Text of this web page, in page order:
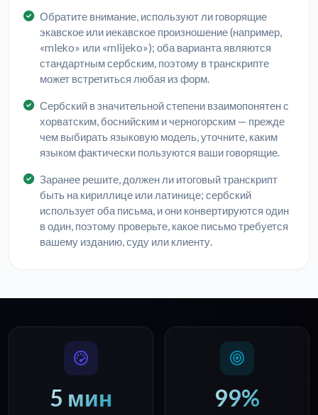
Обратите внимание, используют ли говорящие
экавское или иекавское произношение (например,
«mleko» или «mlijeko»); оба варианта являются
стандартным сербским, поэтому в транскрипте
может встретиться любая из форм.
Сербский в значительной степени взаимопонятен с
хорватским, боснийским и черногорским — прежде
чем выбирать языковую модель, уточните, каким
языком фактически пользуются ваши говорящие.
Заранее решите, должен ли итоговый транскрипт
быть на кириллице или латинице; сербский
использует оба письма, и они конвертируются один
в один, поэтому проверьте, какое письмо требуется
вашему изданию, суду или клиенту.
5 мин 99%